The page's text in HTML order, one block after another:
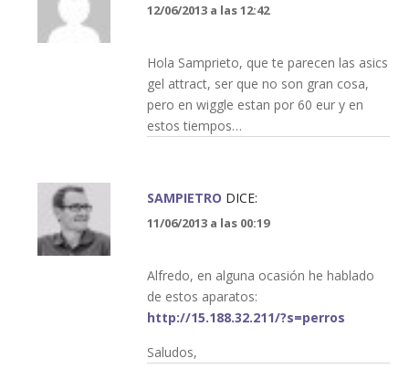
12/06/2013 a las 12:42
Hola Samprieto, que te parecen las asics
gel attract, ser que no son gran cosa,
pero en wiggle estan por 60 eur y en
estos tiempos…
SAMPIETRO DICE:
11/06/2013 a las 00:19
Alfredo, en alguna ocasión he hablado
de estos aparatos:
http://15.188.32.211/?s=perros
Saludos,